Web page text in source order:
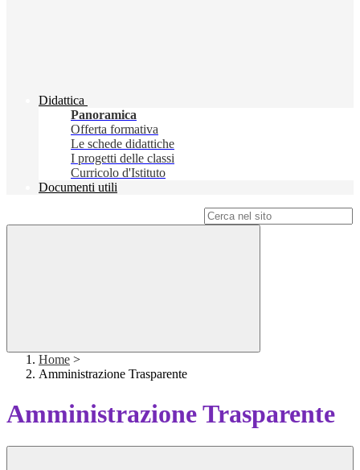
Didattica
Panoramica
Offerta formativa
Le schede didattiche
I progetti delle classi
Curricolo d'Istituto
Documenti utili
Home >
Amministrazione Trasparente
Amministrazione Trasparente